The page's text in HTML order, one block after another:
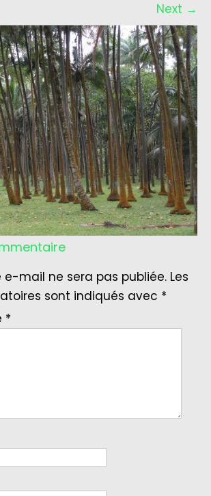
Next →
e-mail ne sera pas publiée. Les
sont indiqués avec *
*